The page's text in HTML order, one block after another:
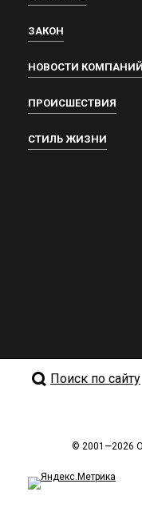
ЗАКОН
НОВОСТИ КОМПАНИЙ
ПРОИСШЕСТВИЯ
СТИЛЬ ЖИЗНИ
Поиск по сайту
© 2001—2026